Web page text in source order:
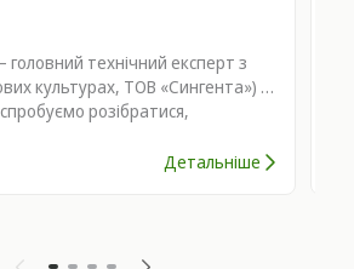
технічний експерт з
культурах, ТОВ «Сингента») У
розібратися,
Детальніше